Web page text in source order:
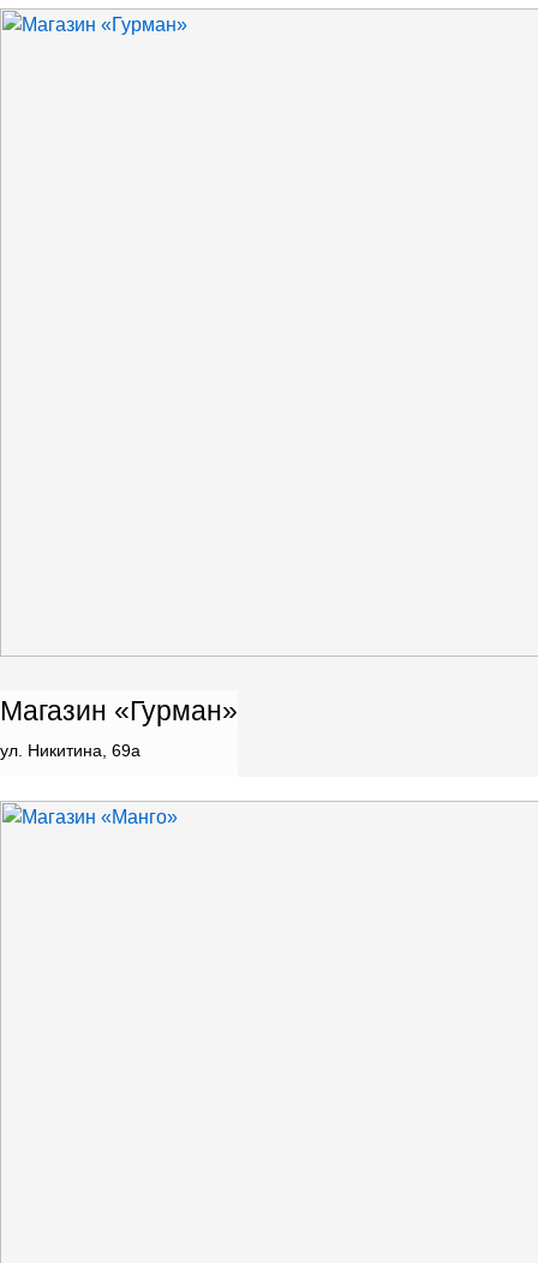
Магазин «Гурман»
ул. Никитина, 69а